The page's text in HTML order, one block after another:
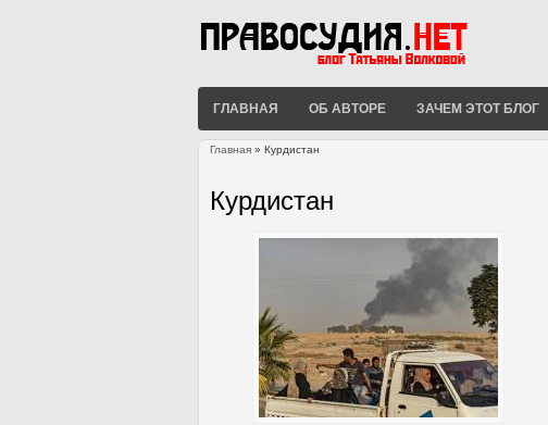
ГЛАВНАЯ ОБ АВТОРЕ ЗАЧЕМ ЭТОТ БЛОГ
Главная » Курдистан
Курдистан